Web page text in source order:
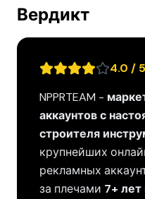
Вердикт
4.0 / 5
NPPRTEAM -
аккаунтов с
строителя
крупнейших
рекламных
за плечами 7+